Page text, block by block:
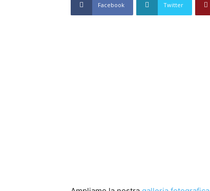
Facebook Twitter